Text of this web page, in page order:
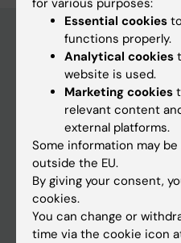
Main menu
Education
Doctoral education
Research
About KI
If you are
for various purposes:
Essential cookies
functions properly.
Analytical cookies
website is used.
Marketing cookies
relevant content
external platforms.
Some information may
outside the EU.
By giving your consent,
cookies.
You can change or
time via the cookie icon